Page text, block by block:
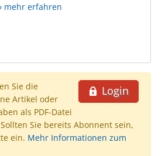
› mehr erfahren
Login
Sie die
Artikel oder
als PDF-Datei
Sie bereits Abonnent sein,
ein. Mehr Informationen zum